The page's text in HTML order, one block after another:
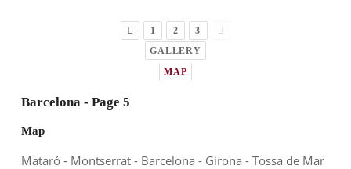
1 2
3
GALLERY
MAP
Barcelona - Page 5
Map
Mataró - Montserrat - Barcelona - Girona - Tossa de Mar